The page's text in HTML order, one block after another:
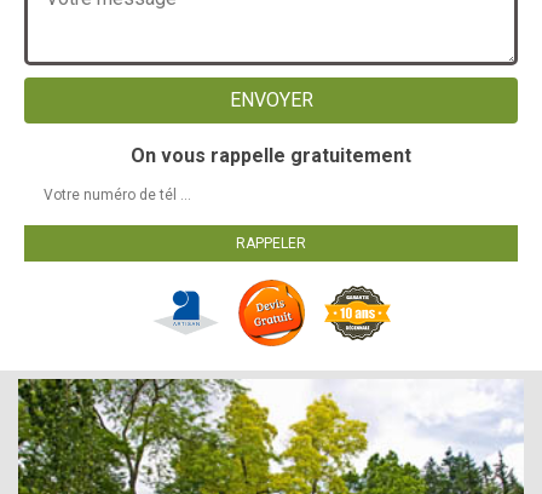
On vous rappelle gratuitement